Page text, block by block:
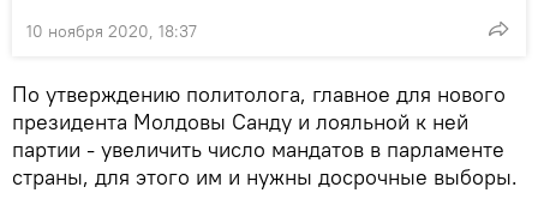
10 ноября 2020, 18:37
По утверждению политолога, главное для нового
президента Молдовы Санду и лояльной к ней
партии - увеличить число мандатов в парламенте
страны, для этого им и нужны досрочные выборы.